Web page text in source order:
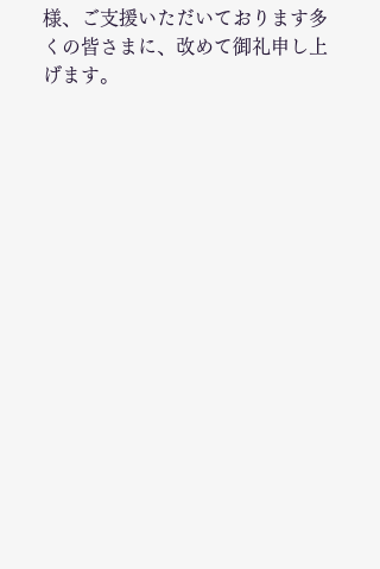
様、ご支援いただいております多
くの皆さまに、改めて御礼申し上
げます。